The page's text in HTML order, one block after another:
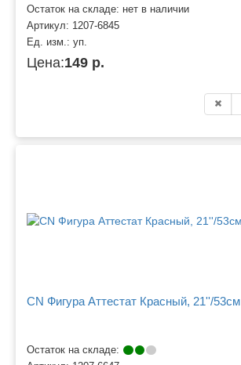
Остаток на складе: нет в наличии
Артикул: 1207-6845
Ед. изм.: уп.
Цена:149 р.
CN Фигура Аттестат Красный, 21''/53см
Остаток на складе: